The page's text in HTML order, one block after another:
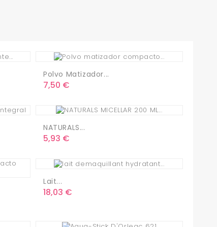
Polvo Matizador...
Precio
7,50 €
NATURALS...
Precio
5,93 €
Lait...
Precio
18,03 €